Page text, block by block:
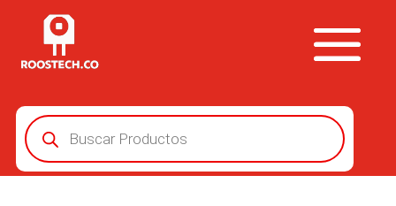
Búsqueda
de
productos